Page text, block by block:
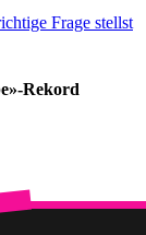
Frage stellst
Rekord